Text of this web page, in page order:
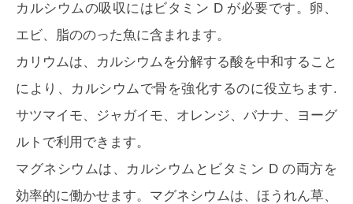
カルシウムの吸収にはビタミン D が必要です。卵、
エビ、脂ののった魚に含まれます。
カリウムは、カルシウムを分解する酸を中和すること
により、カルシウムで骨を強化するのに役立ちます.
サツマイモ、ジャガイモ、オレンジ、バナナ、ヨーグ
ルトで利用できます。
マグネシウムは、カルシウムとビタミン D の両方を
効率的に働かせます。マグネシウムは、ほうれん草、